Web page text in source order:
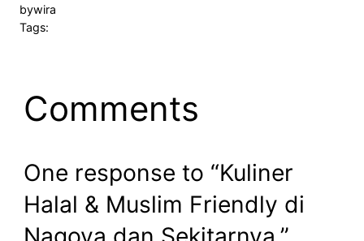
bywira
Tags:
Comments
One response to “Kuliner
Halal & Muslim Friendly di